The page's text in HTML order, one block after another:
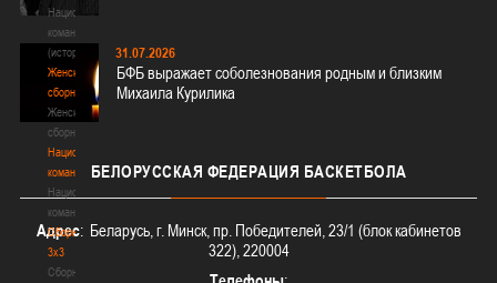
Национальная
команда
(история)
Женские
сборные
Женские
сборные
Национальная
команда
Национальная
команда
Сборные
3х3
Сборные
31.07.2026
БФБ выражает соболезнования родным и близким
Михаила Курилика
БЕЛОРУССКАЯ ФЕДЕРАЦИЯ БАСКЕТБОЛА
Адрес: Беларусь, г. Минск, пр. Победителей, 23/1 (блок кабинетов
322), 220004